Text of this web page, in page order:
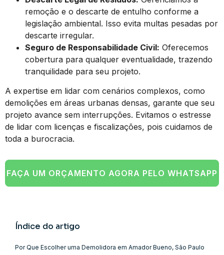
remoção e o descarte de entulho conforme a
legislação ambiental. Isso evita multas pesadas por
descarte irregular.
Seguro de Responsabilidade Civil: Oferecemos
cobertura para qualquer eventualidade, trazendo
tranquilidade para seu projeto.
A expertise em lidar com cenários complexos, como
demolições em áreas urbanas densas, garante que seu
projeto avance sem interrupções. Evitamos o estresse
de lidar com licenças e fiscalizações, pois cuidamos de
toda a burocracia.
FAÇA UM ORÇAMENTO AGORA PELO WHATSAPP
Índice do artigo
Por Que Escolher uma Demolidora em Amador Bueno, São Paulo